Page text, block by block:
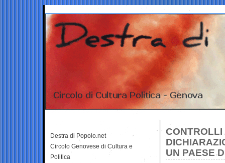
CONTROLLI
UN PAESE
Destra di Popolo.net
Circolo Genovese di Cultura e
Politica